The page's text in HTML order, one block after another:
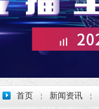
首页 ￤ 新闻资讯 ￤